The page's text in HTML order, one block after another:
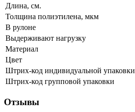
Длина, см.
Толщина полиэтилена, мкм
В рулоне
Выдерживают нагрузку
Материал
Цвет
Штрих-код индивидуальной упаковки
Штрих-код групповой упаковки
Отзывы